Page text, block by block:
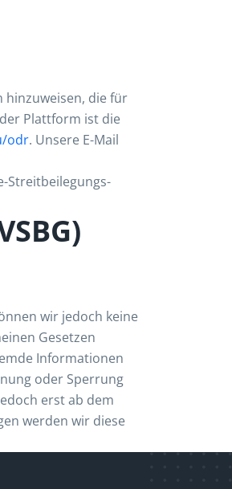
hinzuweisen, die für
Plattform ist die
odr. Unsere E-Mail
Streitbeilegungs-
wir jedoch keine
Gesetzen
Informationen
oder Sperrung
erst ab dem
werden wir diese